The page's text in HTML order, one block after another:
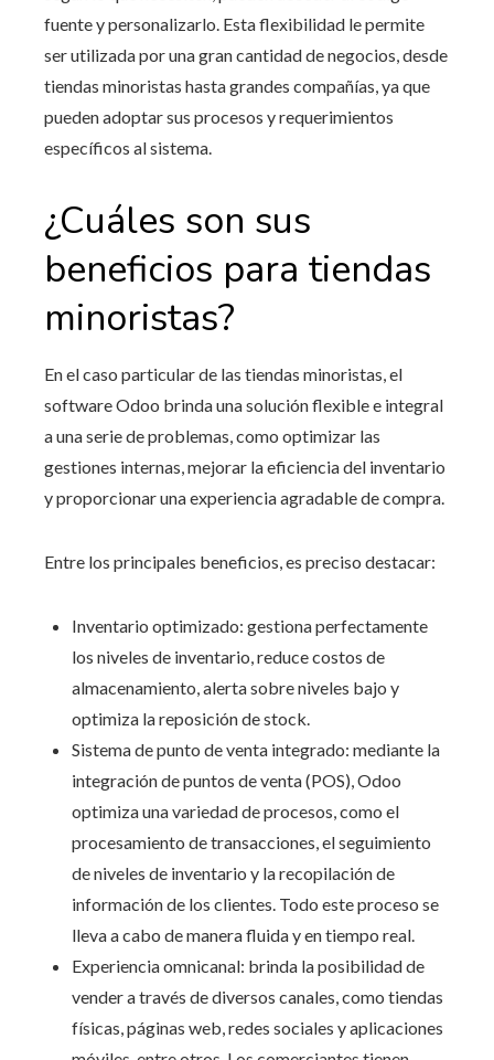
fuente y personalizarlo. Esta flexibilidad le permite
ser utilizada por una gran cantidad de negocios, desde
tiendas minoristas hasta grandes compañías, ya que
pueden adoptar sus procesos y requerimientos
específicos al sistema.
¿Cuáles son sus
beneficios para tiendas
minoristas?
En el caso particular de las tiendas minoristas, el
software Odoo brinda una solución flexible e integral
a una serie de problemas, como optimizar las
gestiones internas, mejorar la eficiencia del inventario
y proporcionar una experiencia agradable de compra.
Entre los principales beneficios, es preciso destacar:
Inventario optimizado: gestiona perfectamente
los niveles de inventario, reduce costos de
almacenamiento, alerta sobre niveles bajo y
optimiza la reposición de stock.
Sistema de punto de venta integrado: mediante la
integración de puntos de venta (POS), Odoo
optimiza una variedad de procesos, como el
procesamiento de transacciones, el seguimiento
de niveles de inventario y la recopilación de
información de los clientes. Todo este proceso se
lleva a cabo de manera fluida y en tiempo real.
Experiencia omnicanal: brinda la posibilidad de
vender a través de diversos canales, como tiendas
físicas, páginas web, redes sociales y aplicaciones